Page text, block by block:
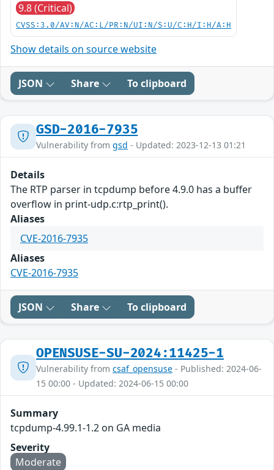
9.8 (Critical)
CVSS:3.0/AV:N/AC:L/PR:N/UI:N/S:U/C:H/I:H/A:H
Show details on source website
JSON Share To clipboard
GSD-2016-7935
Vulnerability from gsd - Updated: 2023-12-13 01:21
Details
The RTP parser in tcpdump before 4.9.0 has a buffer
overflow in print-udp.c:rtp_print().
Aliases
CVE-2016-7935
Aliases
CVE-2016-7935
JSON Share To clipboard
OPENSUSE-SU-2024:11425-1
Vulnerability from csaf_opensuse - Published: 2024-06-
15 00:00 - Updated: 2024-06-15 00:00
Summary
tcpdump-4.99.1-1.2 on GA media
Severity
Moderate